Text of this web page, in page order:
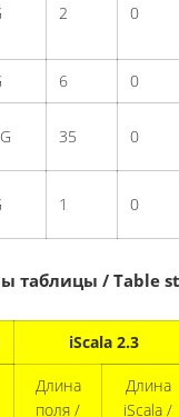
2 0
6 0
35 0
1 0
таблицы / Table
iScala 2.3
Длина
поля /
Длина
iScala /